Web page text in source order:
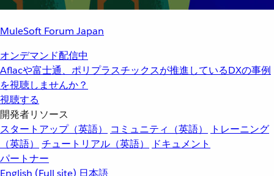
MuleSoft Forum Japan
オンデマンド配信中
Aflacや富士通、ポリプラスチックスが推進しているDXの事例
を視聴しませんか？
視聴する
開発者リソース
スタートアップ（英語）
コミュニティ（英語）
トレーニング
（英語）
チュートリアル（英語）
ドキュメント
パートナー
English (Full site) 日本語